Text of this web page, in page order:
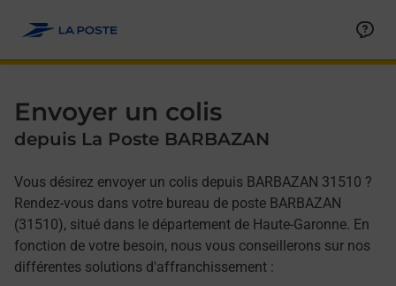
Envoyer un colis
depuis La Poste BARBAZAN
Vous désirez envoyer un colis depuis BARBAZAN 31510 ?
Rendez-vous dans votre bureau de poste BARBAZAN
(31510), situé dans le département de Haute-Garonne. En
fonction de votre besoin, nous vous conseillerons sur nos
différentes solutions d'affranchissement :